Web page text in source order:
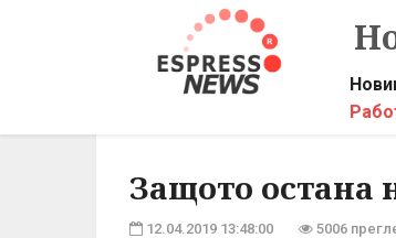
Защото остана
12.04.2019 13:48:00 5006